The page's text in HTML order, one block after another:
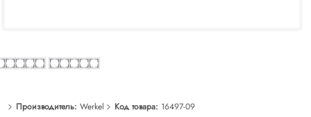
Производитель: Werkel Код товара: 16497-09